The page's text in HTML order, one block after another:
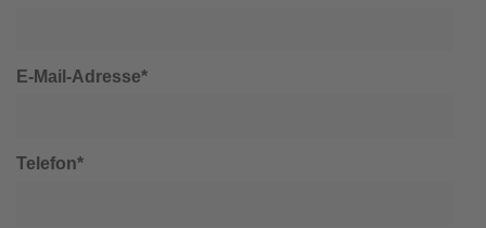
E-Mail-Adresse*
Telefon*